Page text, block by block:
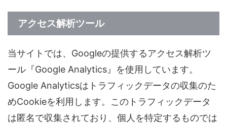
アクセス解析ツール
当サイトでは、Googleの提供するアクセス解析ツ
ール『Google Analytics』を使用しています。
Google Analyticsはトラフィックデータの収集のた
めCookieを利用します。このトラフィックデータ
は匿名で収集されており、個人を特定するものでは